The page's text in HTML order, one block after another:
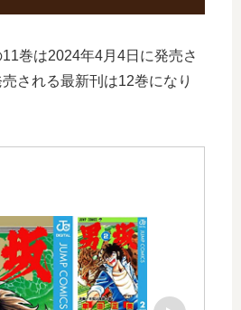
巻は2024年4月4日に発売さ
される最新刊は12巻になり